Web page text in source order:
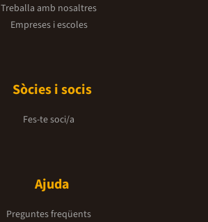
Treballa amb nosaltres
Empreses i escoles
Sòcies i socis
Fes-te soci/a
Ajuda
Preguntes freqüents